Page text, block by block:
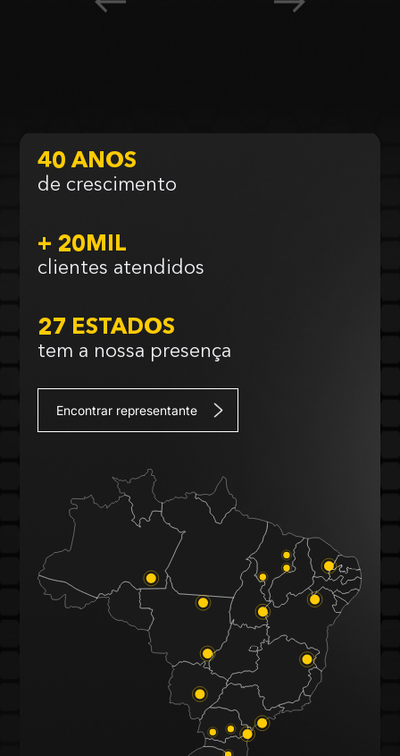
40 ANOS
de crescimento
+ 20MIL
clientes atendidos
27 ESTADOS
tem a nossa presença
Encontrar representante